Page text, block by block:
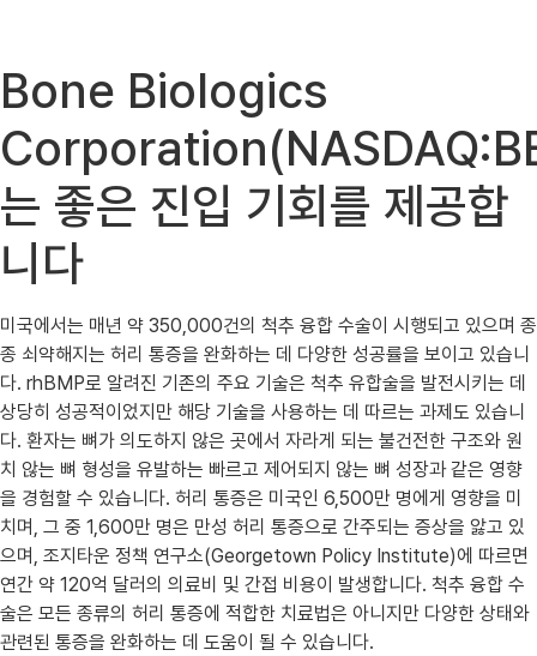
Bone Biologics
는 좋은 진입 기회를 제공합
니다
미국에서는 매년 약 350,000건의 척추 융합 수술이 시행되고 있으며 종
종 쇠약해지는 허리 통증을 완화하는 데 다양한 성공률을 보이고 있습니
다. rhBMP로 알려진 기존의 주요 기술은 척추 유합술을 발전시키는 데
상당히 성공적이었지만 해당 기술을 사용하는 데 따르는 과제도 있습니
다. 환자는 뼈가 의도하지 않은 곳에서 자라게 되는 불건전한 구조와 원
치 않는 뼈 형성을 유발하는 빠르고 제어되지 않는 뼈 성장과 같은 영향
을 경험할 수 있습니다. 허리 통증은 미국인 6,500만 명에게 영향을 미
치며, 그 중 1,600만 명은 만성 허리 통증으로 간주되는 증상을 앓고 있
으며, 조지타운 정책 연구소(Georgetown Policy Institute)에 따르면
연간 약 120억 달러의 의료비 및 간접 비용이 발생합니다. 척추 융합 수
술은 모든 종류의 허리 통증에 적합한 치료법은 아니지만 다양한 상태와
관련된 통증을 완화하는 데 도움이 될 수 있습니다.